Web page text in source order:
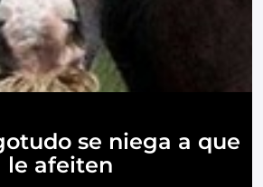
se niega a que
le afeiten